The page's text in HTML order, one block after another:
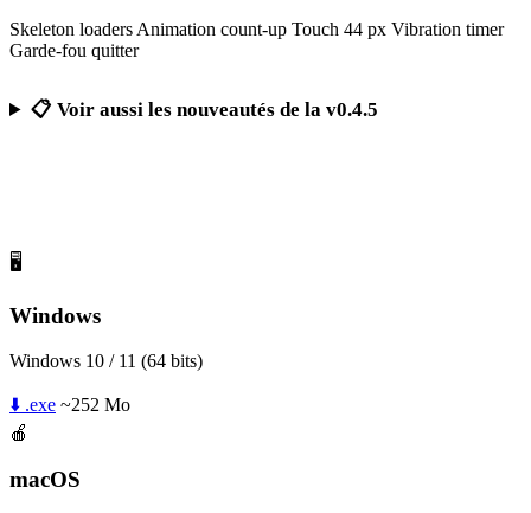
Skeleton loaders Animation count-up Touch 44 px Vibration timer
Garde-fou quitter
📋 Voir aussi les nouveautés de la v0.4.5
🖥️
Windows
Windows 10 / 11 (64 bits)
⬇️ .exe ~252 Mo
🍎
macOS